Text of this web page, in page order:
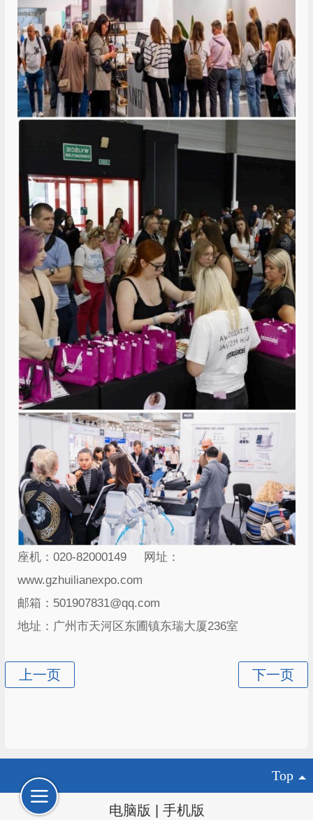
座机：020-82000149 网址：
www.gzhuilianexpo.com
邮箱：501907831@qq.com
地址：广州市天河区东圃镇东瑞大厦236室
Top
电脑版 手机版